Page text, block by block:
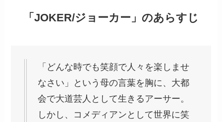
「JOKER/ジョーカー」のあらすじ
「どんな時でも笑顔で人々を楽しませ
なさい」という母の言葉を胸に、大都
会で大道芸人として生きるアーサー。
しかし、コメディアンとして世界に笑